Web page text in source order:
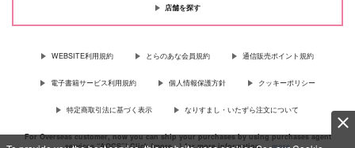
店舗を探す
WEBSITE利用規約 とらのあな会員規約 通信販売ポイント規約
電子書籍サービス利用規約 個人情報保護方針 クッキーポリシー
特定商取引法に基づく表示 なりすまし・いたずら注文について
For Overseas customer, now you can ship your purchases by using purchases agent